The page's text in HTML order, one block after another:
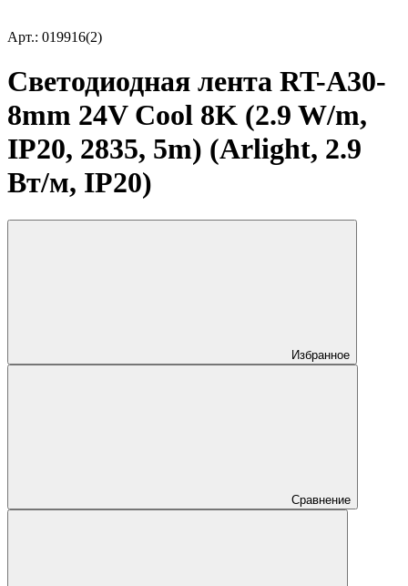
Арт.: 019916(2)
Светодиодная лента RT-A30-
8mm 24V Cool 8K (2.9 W/m,
IP20, 2835, 5m) (Arlight, 2.9
Вт/м, IP20)
Избранное
Сравнение